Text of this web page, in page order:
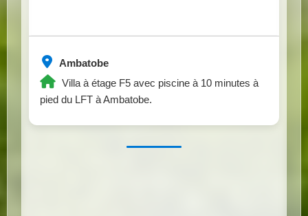
Ambatobe
Villa à étage F5 avec piscine à 10 minutes à
pied du LFT à Ambatobe.